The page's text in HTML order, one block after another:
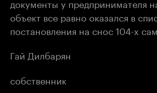
объект все равно оказался в
постановления на снос 104-х
Гай Дилбарян
собственник